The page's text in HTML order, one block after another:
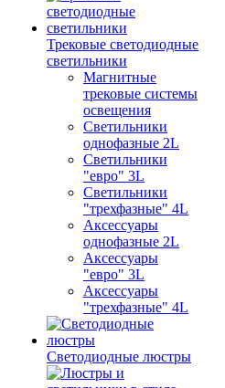
Трековые светодиодные
светильники
Магнитные
трековые системы
освещения
Светильники
однофазные 2L
Светильники
"евро" 3L
Светильники
"трехфазные" 4L
Аксессуары
однофазные 2L
Аксессуары
"евро" 3L
Аксессуары
"трехфазные" 4L
Светодиодные люстры